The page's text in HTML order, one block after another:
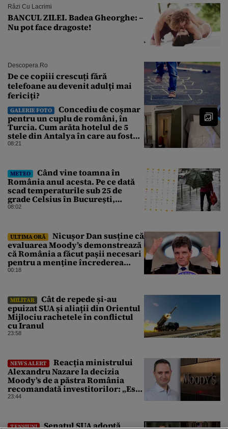
Râzi Cu Lacrimi
BANCUL ZILEI. Badea Gheorghe: –
Nu pot face dragoste!
Descopera.ro
De ce copiii crescuți fără
telefoane au devenit adulți mai
fericiți?
GALERIE FOTO
Concediu de coșmar
pentru un cuplu de români, în
Turcia. Cum arăta hotelul de 5
stele din Antalya în care au fost
cazați
08:21
METEO
Când vine toamna în
România anul acesta. Pe ce dată
scad temperaturile sub 25 de
grade Celsius în București,
potrivit meteorologilor
08:02
ULTIMA ORĂ
Nicușor Dan susține că
evaluarea Moody’s demonstrează
că România a făcut pașii necesari
pentru a menține încrederea
investitorilor: „Totuși,
00:18
MILITAR
Cât de repede și-au
epuizat SUA și aliații din Orientul
Mijlociu rachetele în conflictul
cu Iranul
23:58
NEWS ALERT
Reacția ministrului
Alexandru Nazare la decizia
Moody’s de a păstra România
recomandată investitorilor: „Este
un răgaz, dar în niciun caz un
23:44
TENSIUNI
Senatul SUA adoptă